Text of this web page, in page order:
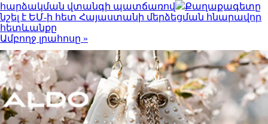
հարձակման վտանգի պատճառով
Քաղաքագետը
նշել է ԵՄ-ի հետ Հայաստանի մերձեցման հնարավոր
հետևանքը
Ամբողջ լրահոսը »